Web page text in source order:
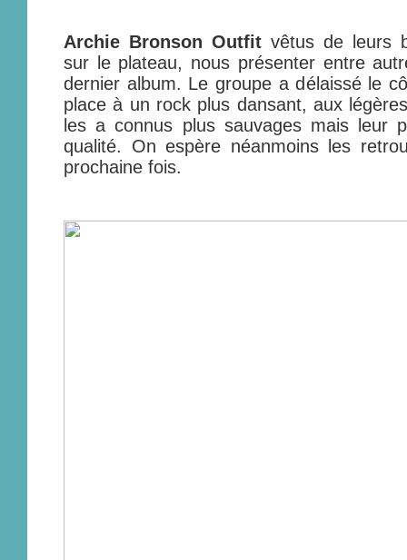
Archie Bronson Outfit vêtus de leurs
sur le plateau, nous présenter entre
dernier album. Le groupe a délaissé le
place à un rock plus dansant, aux
les a connus plus sauvages mais leur
qualité. On espère néanmoins les
prochaine fois.